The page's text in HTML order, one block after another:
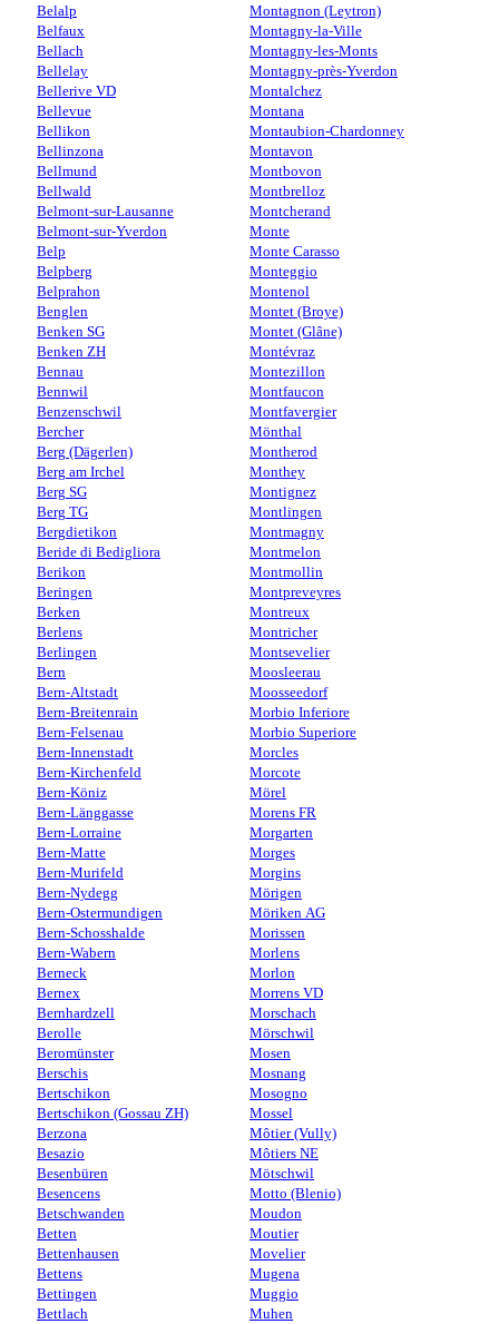
Belalp
Belfaux
Bellach
Bellelay
Bellerive VD
Bellevue
Bellikon
Bellinzona
Bellmund
Bellwald
Belmont-sur-Lausanne
Belmont-sur-Yverdon
Belp
Belpberg
Belprahon
Benglen
Benken SG
Benken ZH
Bennau
Bennwil
Benzenschwil
Bercher
Berg (Dägerlen)
Berg am Irchel
Berg SG
Berg TG
Bergdietikon
Beride di Bedigliora
Berikon
Beringen
Berken
Berlens
Berlingen
Bern
Bern-Altstadt
Bern-Breitenrain
Bern-Felsenau
Bern-Innenstadt
Bern-Kirchenfeld
Bern-Köniz
Bern-Länggasse
Bern-Lorraine
Bern-Matte
Bern-Murifeld
Bern-Nydegg
Bern-Ostermundigen
Bern-Schosshalde
Bern-Wabern
Berneck
Bernex
Bernhardzell
Berolle
Beromünster
Berschis
Bertschikon
Bertschikon (Gossau ZH)
Berzona
Besazio
Besenbüren
Besencens
Betschwanden
Betten
Bettenhausen
Bettens
Bettingen
Bettlach
Montagnon (Leytron)
Montagny-la-Ville
Montagny-les-Monts
Montagny-près-Yverdon
Montalchez
Montana
Montaubion-Chardonney
Montavon
Montbovon
Montbrelloz
Montcherand
Monte
Monte Carasso
Monteggio
Montenol
Montet (Broye)
Montet (Glâne)
Montévraz
Montezillon
Montfaucon
Montfavergier
Mönthal
Montherod
Monthey
Montignez
Montlingen
Montmagny
Montmelon
Montmollin
Montpreveyres
Montreux
Montricher
Montsevelier
Moosleerau
Moosseedorf
Morbio Inferiore
Morbio Superiore
Morcles
Morcote
Mörel
Morens FR
Morgarten
Morges
Morgins
Mörigen
Möriken AG
Morissen
Morlens
Morlon
Morrens VD
Morschach
Mörschwil
Mosen
Mosnang
Mosogno
Mossel
Môtier (Vully)
Môtiers NE
Mötschwil
Motto (Blenio)
Moudon
Moutier
Movelier
Mugena
Muggio
Muhen